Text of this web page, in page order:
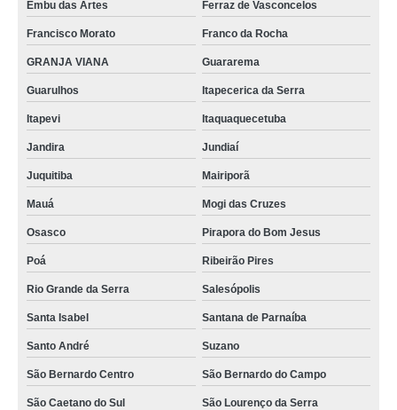
onde tem confinamento térmico para data center com porta automática São
Bandeira
onde tem confinamento térmico data center com teto retrátil Marechal
confinamento térmico data center com teto retrátil Jardim Botânico
onde tem confinamento térmico para data center com biometria Jardim
Guedala
venda de confinamento térmico para data center climatizado Tomás Coelho
confinamentos térmicos para data center com porta automática São
Lourenço da Serra
venda de confinamento eficiência energética térmica para data center
Tatuapé
onde tem confinamento térmico para data center climatizado Jardim
Paulistano
Embu das Artes Ferraz de Vasconcelos
Francisco Morato Franco da Rocha
GRANJA VIANA Guararema
Guarulhos Itapecerica da Serra
Itapevi Itaquaquecetuba
Jandira Jundiaí
Juquitiba Mairiporã
Mauá Mogi das Cruzes
Osasco Pirapora do Bom Jesus
Poá Ribeirão Pires
Rio Grande da Serra Salesópolis
Santa Isabel Santana de Parnaíba
Santo André Suzano
São Bernardo Centro São Bernardo do Campo
São Caetano do Sul São Lourenço da Serra